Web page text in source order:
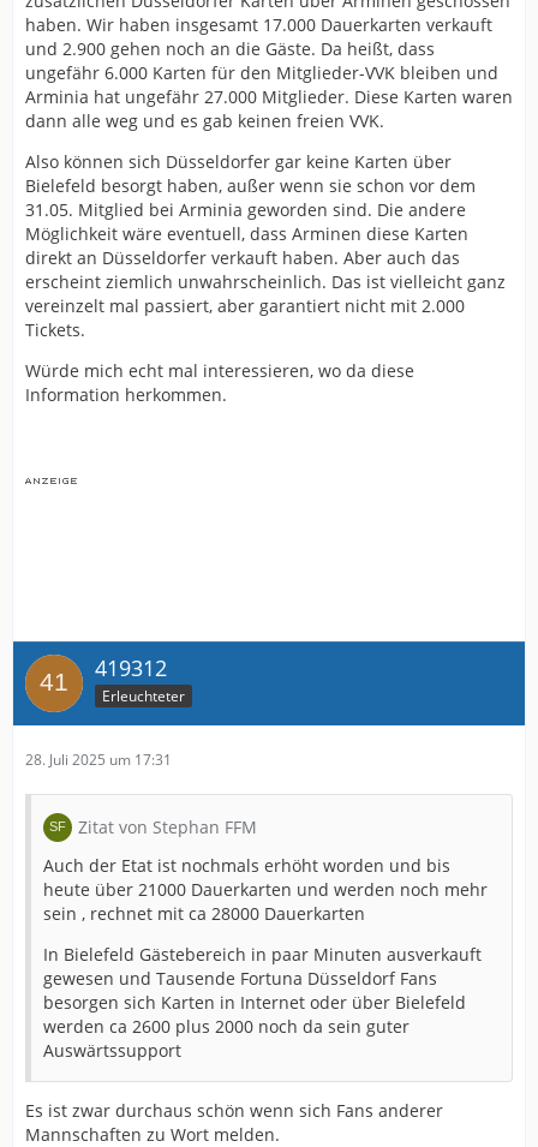
haben. Wir haben insgesamt 17.000 Dauerkarten verkauft
und 2.900 gehen noch an die Gäste. Da heißt, dass
ungefähr 6.000 Karten für den Mitglieder-VVK bleiben und
Arminia hat ungefähr 27.000 Mitglieder. Diese Karten waren
dann alle weg und es gab keinen freien VVK.
Also können sich Düsseldorfer gar keine Karten über
Bielefeld besorgt haben, außer wenn sie schon vor dem
31.05. Mitglied bei Arminia geworden sind. Die andere
Möglichkeit wäre eventuell, dass Arminen diese Karten
direkt an Düsseldorfer verkauft haben. Aber auch das
erscheint ziemlich unwahrscheinlich. Das ist vielleicht ganz
vereinzelt mal passiert, aber garantiert nicht mit 2.000
Tickets.
Würde mich echt mal interessieren, wo da diese
Information herkommen.
419312
Erleuchteter
28. Juli 2025 um 17:31
Zitat von Stephan FFM
Auch der Etat ist nochmals erhöht worden und bis
heute über 21000 Dauerkarten und werden noch mehr
sein , rechnet mit ca 28000 Dauerkarten
In Bielefeld Gästebereich in paar Minuten ausverkauft
gewesen und Tausende Fortuna Düsseldorf Fans
besorgen sich Karten in Internet oder über Bielefeld
werden ca 2600 plus 2000 noch da sein guter
Auswärtssupport
Es ist zwar durchaus schön wenn sich Fans anderer
Mannschaften zu Wort melden.